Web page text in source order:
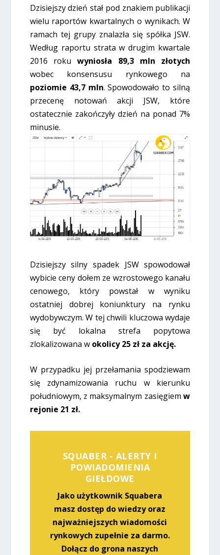
Dzisiejszy dzień stał pod znakiem publikacji
wielu raportów kwartalnych o wynikach. W
ramach tej grupy znalazła się spółka JSW.
Według raportu strata w drugim kwartale
2016 rokuwyniosła 89,3 mln złotych
wobec konsensusu rynkowego na
poziomie 43,7 mln. Spowodowało to silną
przecenę notowań akcji JSW, które
ostatecznie zakończyły dzień na ponad 7%
minusie.
Dzisiejszy silny spadek JSW spowodował
wybicie ceny dołem ze wzrostowego kanału
cenowego, który powstał w wyniku
ostatniej dobrej koniunktury na rynku
wydobywczym. W tej chwili kluczowa wydaje
się być lokalna strefa popytowa
zlokalizowana w okolicy 25 zł za akcję.
W przypadku jej przełamania spodziewam
się zdynamizowania ruchu w kierunku
południowym, z maksymalnym zasięgiem w
rejonie 21 zł.
SQUABER - ALERTY I
POWIADOMIENIA
GIEŁDOWE
Jako użytkownik Squabera
masz dostęp do wiedzy oraz
najważniejszych wiadomości
rynkowych zupełnie za darmo.
Dołącz do grona naszych